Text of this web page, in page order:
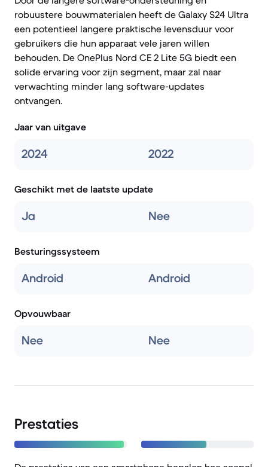
robuustere bouwmaterialen heeft de Galaxy S24 Ultra
een potentieel langere praktische levensduur voor
gebruikers die hun apparaat vele jaren willen
behouden. De OnePlus Nord CE 2 Lite 5G biedt een
solide ervaring voor zijn segment, maar zal naar
verwachting minder lang software-updates
ontvangen.
Jaar van uitgave
2024 2022
Geschikt met de laatste update
Ja Nee
Besturingssysteem
Android Android
Opvouwbaar
Nee Nee
Prestaties